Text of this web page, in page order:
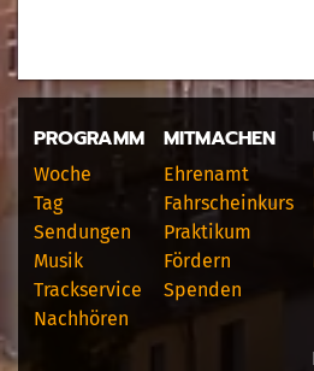
PROGRAMM
Woche
Tag
Sendungen
Musik
Trackservice
Nachhören
MITMACHEN
Ehrenamt
Fahrscheinkurs
Praktikum
Fördern
Spenden